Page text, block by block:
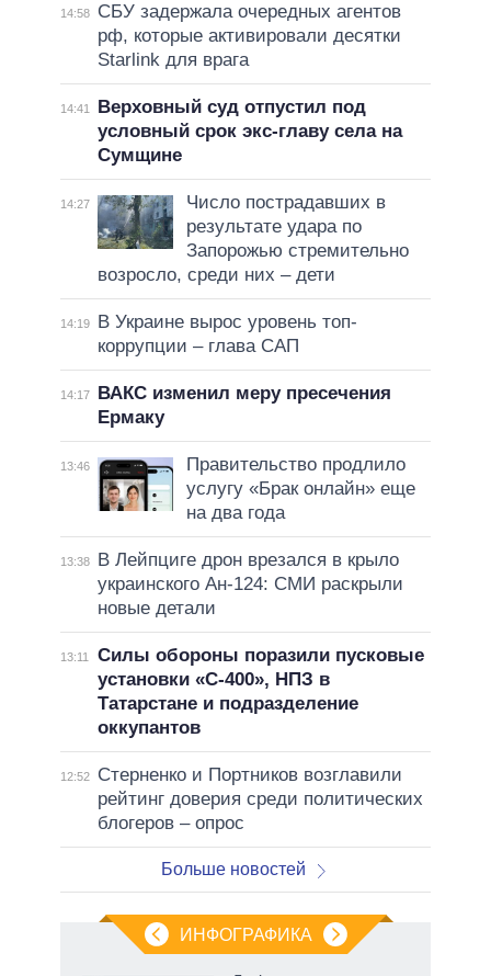
14:58
СБУ задержала очередных агентов
рф, которые активировали десятки
Starlink для врага
14:41
Верховный суд отпустил под
условный срок экс-главу села на
Сумщине
14:27
Число пострадавших в
результате удара по
Запорожью стремительно
возросло, среди них – дети
14:19
В Украине вырос уровень топ-
коррупции – глава САП
14:17
ВАКС изменил меру пресечения
Ермаку
13:46
Правительство продлило
услугу «Брак онлайн» еще
на два года
13:38
В Лейпциге дрон врезался в крыло
украинского Ан-124: СМИ раскрыли
новые детали
13:11
Силы обороны поразили пусковые
установки «С-400», НПЗ в
Татарстане и подразделение
оккупантов
12:52
Стерненко и Портников возглавили
рейтинг доверия среди политических
блогеров – опрос
Больше новостей
ИНФОГРАФИКА